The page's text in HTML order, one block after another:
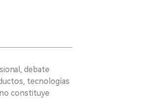
debate
tecnologías
constituye